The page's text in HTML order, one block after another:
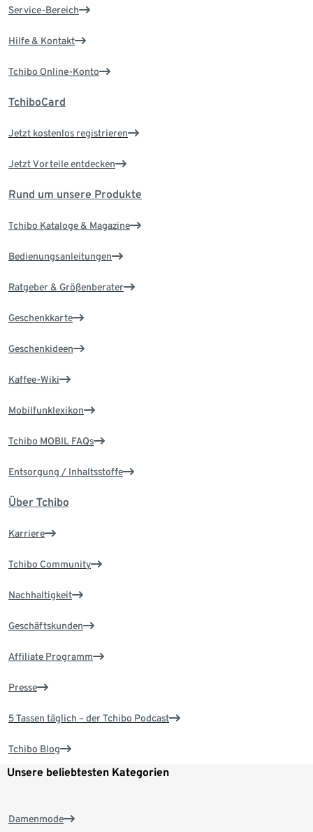
Service-Bereich
Hilfe & Kontakt
Tchibo Online-Konto
TchiboCard
Jetzt kostenlos registrieren
Jetzt Vorteile entdecken
Rund um unsere Produkte
Tchibo Kataloge & Magazine
Bedienungsanleitungen
Ratgeber & Größenberater
Geschenkkarte
Geschenkideen
Kaffee-Wiki
Mobilfunklexikon
Tchibo MOBIL FAQs
Entsorgung / Inhaltsstoffe
Über Tchibo
Karriere
Tchibo Community
Nachhaltigkeit
Geschäftskunden
Affiliate Programm
Presse
5 Tassen täglich – der Tchibo Podcast
Tchibo Blog
Unsere beliebtesten Kategorien
Damenmode